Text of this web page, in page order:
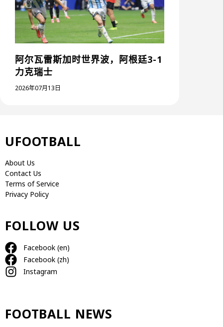
阿尔瓦雷斯加时世界波，阿根廷3-1
力克瑞士
2026年07月13日
UFOOTBALL
About Us
Contact Us
Terms of Service
Privacy Policy
FOLLOW US
Facebook (en)
Facebook (zh)
Instagram
FOOTBALL NEWS